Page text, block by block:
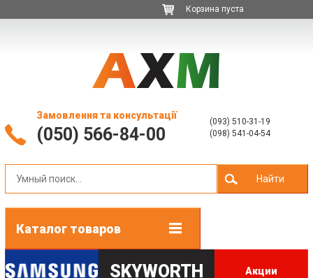
Корзина пуста
Замовлення та консультації
(050) 566-84-00
(093) 510-31-19
(098) 541-04-54
Найти
Каталог товаров
SKYWORTH Акции